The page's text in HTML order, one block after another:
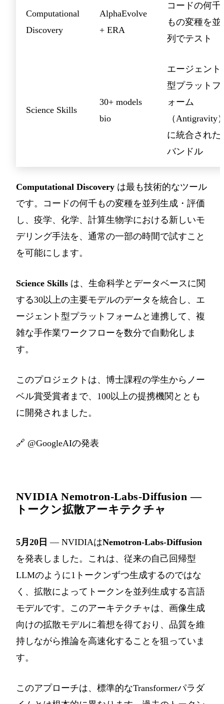
Computational
Discovery
AlphaEvolve
+ ERA
コードの何千
もの変種を並
列でテスト
Science Skills
30+ models
bio
エージェント
型プラットフ
ォーム
（Antigravity
に統合された
バンドル
Computational Discovery は最も技術的なツール
です。コードの何千もの変種を並列生成・評価
し、疫学、化学、計算生物学における新しいモ
デリング手法を、通常の一部の時間で試すこと
を可能にします。
Science Skills は、生命科学とデータベースに関
する30以上の主要モデルのデータを統合し、エ
ージェント型プラットフォームと連携して、複
雑な手作業ワークフローを数分で自動化しま
す。
このプロジェクトは、博士課程の学生からノー
ベル賞受賞者まで、100以上の提携機関ととも
に開発されました。
🔗 @GoogleAIの発表
NVIDIA Nemotron-Labs-Diffusion —
トークン拡散アーキテクチャ
5月20日 — NVIDIAはNemotron-Labs-Diffusion
を発表しました。これは、従来の自己回帰型
LLMのように1トークンずつ生成するのではな
く、拡散によってトークンを並列生成する言語
モデルです。このアーキテクチャは、画像生成
向けの拡散モデルに着想を得ており、品質を維
持しながら推論を高速化することを狙っていま
す。
このアプローチは、標準的なTransformerパラダ